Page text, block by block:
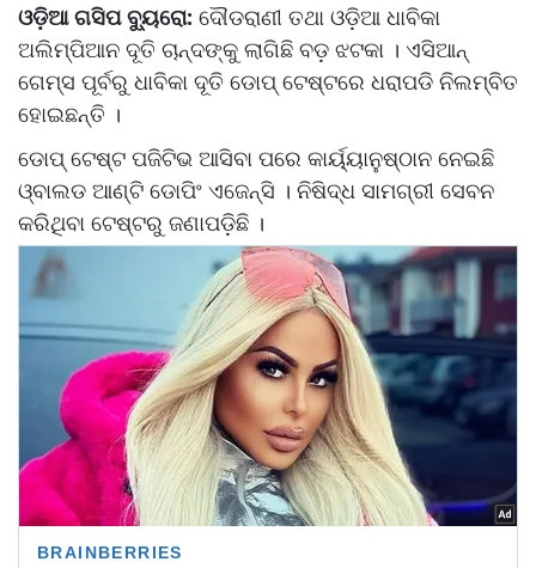
ଓଡ଼ିଆ ଗସିପ ବ୍ୟୁରୋ: ଦୌଡରାଣୀ ତଥା ଓଡ଼ିଆ ଧାବିକା
ଅଲିମ୍ପିଆନ ଦୂତି ଚାନ୍ଦଙ୍କୁ ଲାଗିଛି ବଡ଼ ଝଟକା । ଏସିଆନ୍
ଗେମ୍ସ ପୂର୍ବରୁ ଧାବିକା ଦୂତି ଡୋପ୍ ଟେଷ୍ଟରେ ଧରାପଡି ନିଲମ୍ବିତ
ହୋଇଛନ୍ତି ।
ଡୋପ୍‌ ଟେଷ୍ଟ ପଜିଟିଭ ଆସିବା ପରେ କାର୍ୟ୍ୟାନୁଷ୍ଠାନ ନେଇଛି
ଓ୍ବାଲଡ ଆଣ୍ଟି ଡୋପିଂ ଏଜେନ୍ସି । ନିଷିଦ୍ଧ ସାମଗ୍ରୀ ସେବନ
କରିଥିବା ଟେଷ୍ଟରୁ ଜଣାପଡ଼ିଛି ।